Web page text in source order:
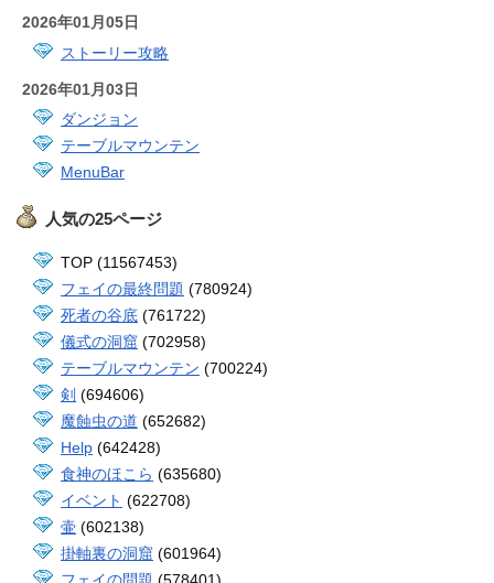
2026年01月05日
ストーリー攻略
2026年01月03日
ダンジョン
テーブルマウンテン
MenuBar
人気の25ページ
TOP (11567453)
フェイの最終問題 (780924)
死者の谷底 (761722)
儀式の洞窟 (702958)
テーブルマウンテン (700224)
剣 (694606)
魔蝕虫の道 (652682)
Help (642428)
食神のほこら (635680)
イベント (622708)
壷 (602138)
掛軸裏の洞窟 (601964)